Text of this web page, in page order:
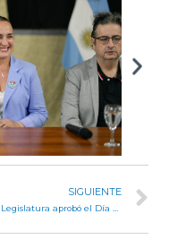
SIGUIENTE